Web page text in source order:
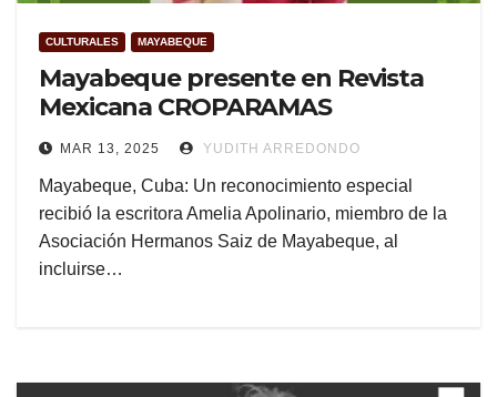
CULTURALES MAYABEQUE
Mayabeque presente en Revista
Mexicana CROPARAMAS
MAR 13, 2025 YUDITH ARREDONDO
Mayabeque, Cuba: Un reconocimiento especial
recibió la escritora Amelia Apolinario, miembro de la
Asociación Hermanos Saiz de Mayabeque, al
incluirse…